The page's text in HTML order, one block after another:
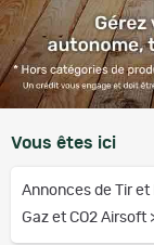
Vous êtes ici
Annonces de Tir et
Gaz et CO2 Airsoft